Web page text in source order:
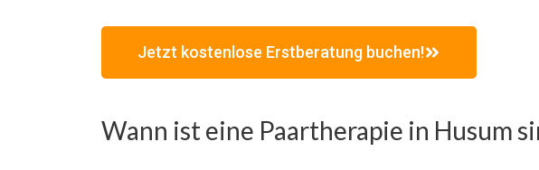
Jetzt kostenlose Erstberatung buchen!
Wann ist eine Paartherapie in Husum